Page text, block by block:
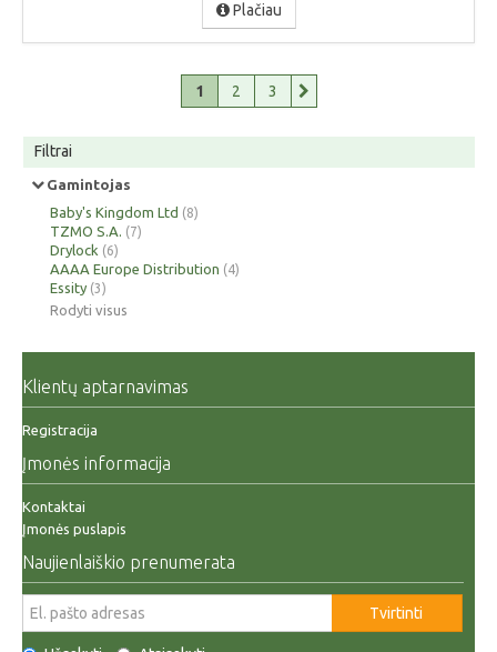
Plačiau
1 2 3
Filtrai
Gamintojas
Baby's Kingdom Ltd (8)
TZMO S.A. (7)
Drylock (6)
AAAA Europe Distribution (4)
Essity (3)
Rodyti visus
Klientų aptarnavimas
Registracija
Įmonės informacija
Kontaktai
Įmonės puslapis
Naujienlaiškio prenumerata
Tvirtinti